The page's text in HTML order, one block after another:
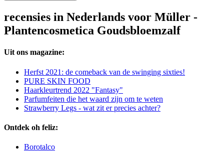
recensies in Nederlands voor Müller -
Plantencosmetica Goudsbloemzalf
Uit ons magazine:
Herfst 2021: de comeback van de swinging sixties!
PURE SKIN FOOD
Haarkleurtrend 2022 "Fantasy"
Parfumfeiten die het waard zijn om te weten
Strawberry Legs - wat zit er precies achter?
Ontdek oh feliz:
Borotalco